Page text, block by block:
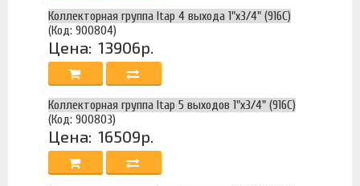
Коллекторная группа Itap 4 выхода 1"х3/4" (916C)
(Код: 900804)
Цена: 13906р.
Коллекторная группа Itap 5 выходов 1"х3/4" (916C)
(Код: 900803)
Цена: 16509р.